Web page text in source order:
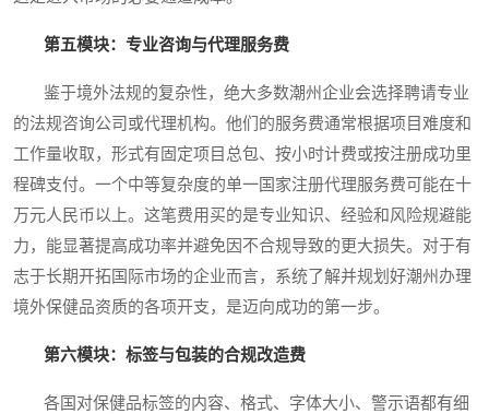
第五模块：专业咨询与代理服务费
鉴于境外法规的复杂性，绝大多数潮州企业会选择聘请专业
的法规咨询公司或代理机构。他们的服务费通常根据项目难度和
工作量收取，形式有固定项目总包、按小时计费或按注册成功里
程碑支付。一个中等复杂度的单一国家注册代理服务费可能在十
万元人民币以上。这笔费用买的是专业知识、经验和风险规避能
力，能显著提高成功率并避免因不合规导致的更大损失。对于有
志于长期开拓国际市场的企业而言，系统了解并规划好潮州办理
境外保健品资质的各项开支，是迈向成功的第一步。
第六模块：标签与包装的合规改造费
各国对保健品标签的内容、格式、字体大小、警示语都有细